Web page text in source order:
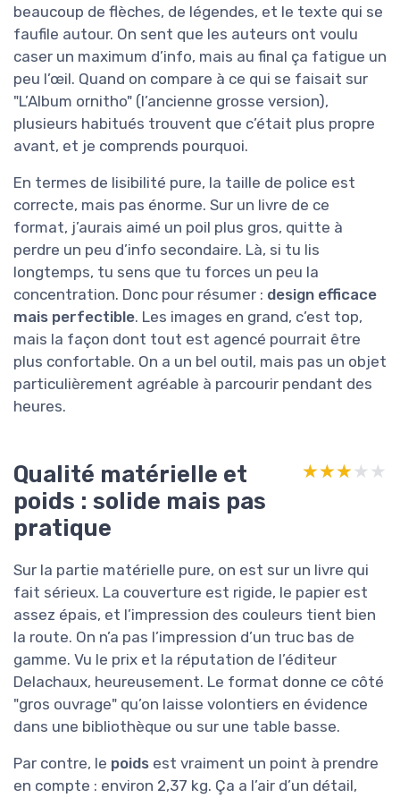
beaucoup de flèches, de légendes, et le texte qui se
faufile autour. On sent que les auteurs ont voulu
caser un maximum d’info, mais au final ça fatigue un
peu l’œil. Quand on compare à ce qui se faisait sur
"L’Album ornitho" (l’ancienne grosse version),
plusieurs habitués trouvent que c’était plus propre
avant, et je comprends pourquoi.
En termes de lisibilité pure, la taille de police est
correcte, mais pas énorme. Sur un livre de ce
format, j’aurais aimé un poil plus gros, quitte à
perdre un peu d’info secondaire. Là, si tu lis
longtemps, tu sens que tu forces un peu la
concentration. Donc pour résumer : design efficace
mais perfectible. Les images en grand, c’est top,
mais la façon dont tout est agencé pourrait être
plus confortable. On a un bel outil, mais pas un objet
particulièrement agréable à parcourir pendant des
heures.
Qualité matérielle et
poids : solide mais pas
pratique
★★★★★
★★★★★
Sur la partie matérielle pure, on est sur un livre qui
fait sérieux. La couverture est rigide, le papier est
assez épais, et l’impression des couleurs tient bien
la route. On n’a pas l’impression d’un truc bas de
gamme. Vu le prix et la réputation de l’éditeur
Delachaux, heureusement. Le format donne ce côté
"gros ouvrage" qu’on laisse volontiers en évidence
dans une bibliothèque ou sur une table basse.
Par contre, le poids est vraiment un point à prendre
en compte : environ 2,37 kg. Ça a l’air d’un détail,